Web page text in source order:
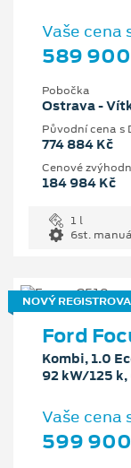
Vaše cena
589 900
Pobočka
Ostrava -
Původní cena s
774 884 Kč
Cenové
184 984 Kč
1 l
6st.
NOVÝ
Ford
Kombi, 1.0
92 kW/125
Vaše cena
599